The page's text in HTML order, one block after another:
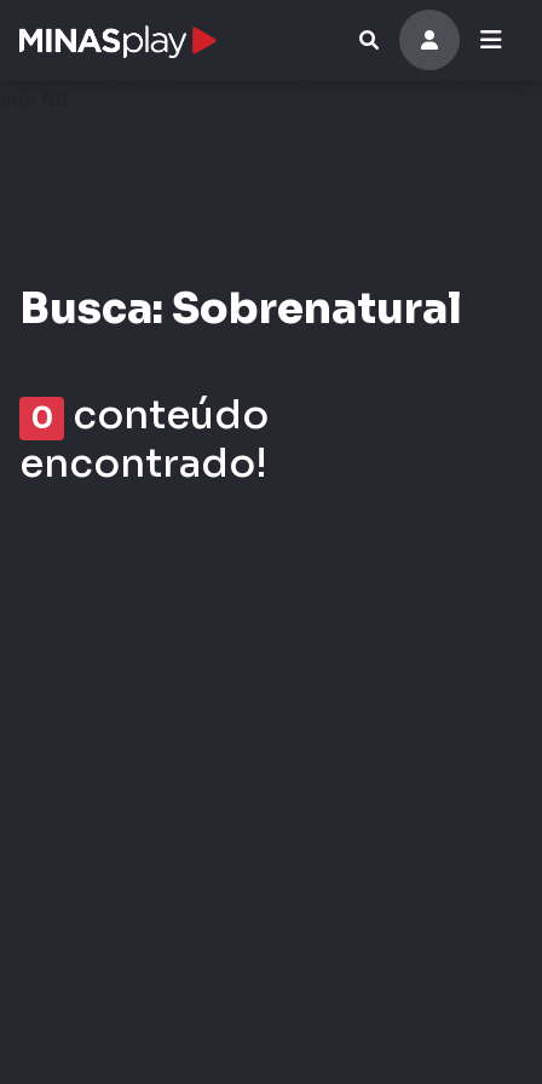
Warning: Invalid argument supplied for foreach() in
/data/emcplay/public/views/portal/busca.php
Busca: Sobrenatural
0
conteúdo
encontrado!